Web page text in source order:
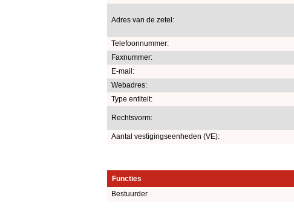
Adres van de zetel:
Telefoonnummer:
Faxnummer:
E-mail:
Webadres:
Type entiteit:
Rechtsvorm:
Aantal vestigingseenheden (VE):
Functies
Bestuurder